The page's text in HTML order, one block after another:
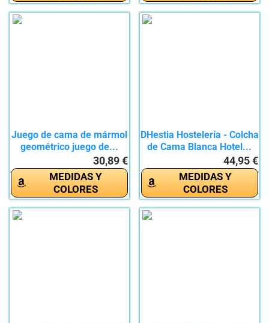
Juego de cama de mármol
geométrico juego de...
30,89 €
MEDIDAS Y
COLORES
DHestia Hostelería - Colcha
de Cama Blanca Hotel...
44,95 €
MEDIDAS Y
COLORES